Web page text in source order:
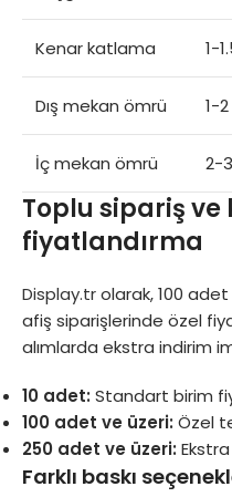
Kenar katlama 1-
Dış mekan ömrü 1-
İç mekan ömrü 2-3
Toplu sipariş
fiyatlandırma
Display.trolarak, 100
afiş siparişlerinde özel
alımlarda ekstra indirim
10 adet: Standart birim
100 adet ve üzeri: Özel
250 adet ve üzeri:
Farklı baskı